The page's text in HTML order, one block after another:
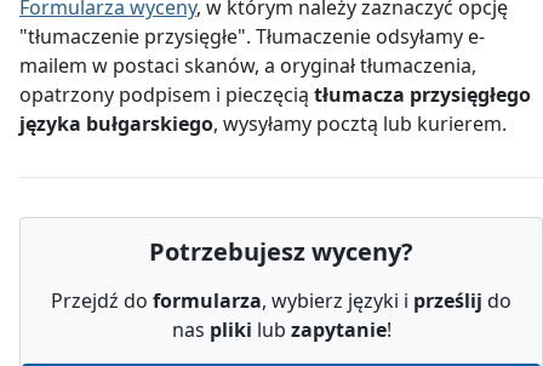
Formularza wyceny, w którym należy zaznaczyć opcję
"tłumaczenie przysięgłe". Tłumaczenie odsyłamy e-
mailem w postaci skanów, a oryginał tłumaczenia,
opatrzony podpisem i pieczęcią tłumacza przysięgłego
języka bułgarskiego, wysyłamy pocztą lub kurierem.
Potrzebujesz wyceny?
Przejdź do formularza, wybierz języki i prześlij do
nas pliki lub zapytanie!